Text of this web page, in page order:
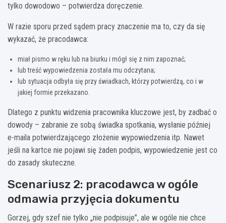
tylko dowodowo – potwierdza doręczenie.
W razie sporu przed sądem pracy znaczenie ma to, czy da się
wykazać, że pracodawca:
miał pismo w ręku lub na biurku i mógł się z nim zapoznać;
lub treść wypowiedzenia została mu odczytana;
lub sytuacja odbyła się przy świadkach, którzy potwierdzą, co i w
jakiej formie przekazano.
Dlatego z punktu widzenia pracownika kluczowe jest, by zadbać o
dowody – zabranie ze sobą świadka spotkania, wysłanie później
e-maila potwierdzającego złożenie wypowiedzenia itp. Nawet
jeśli na kartce nie pojawi się żaden podpis, wypowiedzenie jest co
do zasady skuteczne.
Scenariusz 2: pracodawca w ogóle
odmawia przyjęcia dokumentu
Gorzej, gdy szef nie tylko „nie podpisuje”, ale w ogóle nie chce